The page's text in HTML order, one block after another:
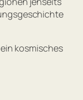
kosmisches